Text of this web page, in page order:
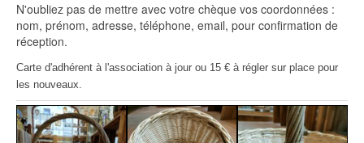
N'oubliez pas de mettre avec votre chèque vos coordonnées :
nom, prénom, adresse, téléphone, email, pour confirmation de
réception.
Carte d'adhérent à l'association à jour ou 15 € à régler sur place pour
les nouveaux.